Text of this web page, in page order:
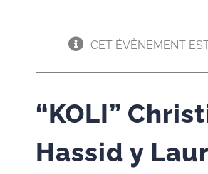
CET ÉVÈNEMENT
“KOLI”
Hassid y